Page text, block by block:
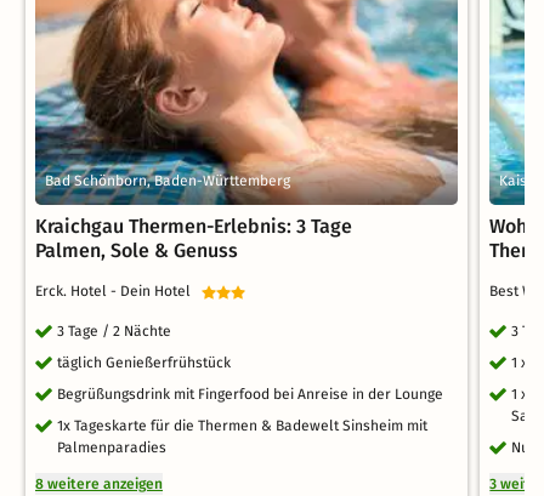
Bad Schönborn, Baden-Württemberg
Kraichgau Thermen-Erlebnis: 3 Tage
Palmen, Sole & Genuss
Erck. Hotel - Dein Hotel
3 Tage / 2 Nächte
täglich Genießerfrühstück
Begrüßungsdrink mit Fingerfood bei Anreise in der Lounge
1x Tageskarte für die Thermen & Badewelt Sinsheim mit
Palmenparadies
8 weitere anzeigen
Best
3
1 x
1 x
3